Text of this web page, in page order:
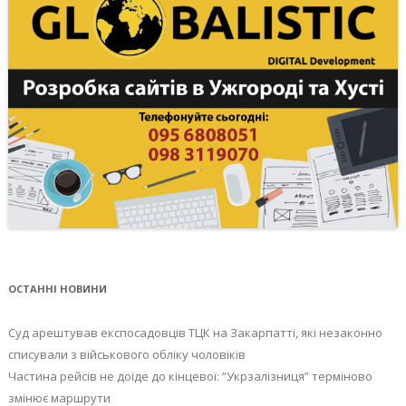
ОСТАННІ НОВИНИ
Суд арештував експосадовців ТЦК на Закарпатті, які незаконно
списували з військового обліку чоловіків
Частина рейсів не доїде до кінцевої: “Укрзалізниця” терміново
змінює маршрути